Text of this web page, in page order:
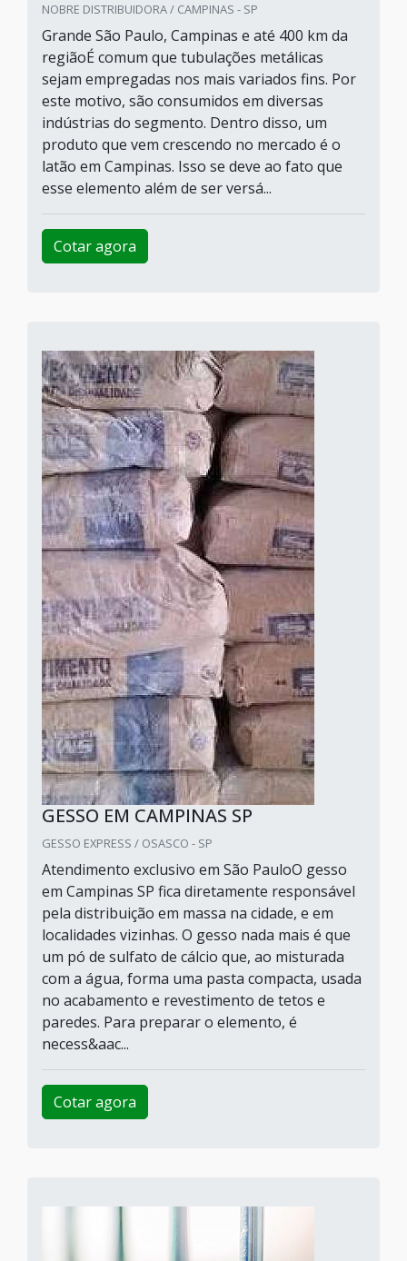
NOBRE DISTRIBUIDORA / CAMPINAS - SP
Grande São Paulo, Campinas e até 400 km da
regiãoÉ comum que tubulações metálicas
sejam empregadas nos mais variados fins. Por
este motivo, são consumidos em diversas
indústrias do segmento. Dentro disso, um
produto que vem crescendo no mercado é o
latão em Campinas. Isso se deve ao fato que
esse elemento além de ser versá...
Cotar agora
GESSO EM CAMPINAS SP
GESSO EXPRESS / OSASCO - SP
Atendimento exclusivo em São PauloO gesso
em Campinas SP fica diretamente responsável
pela distribuição em massa na cidade, e em
localidades vizinhas. O gesso nada mais é que
um pó de sulfato de cálcio que, ao misturada
com a água, forma uma pasta compacta, usada
no acabamento e revestimento de tetos e
paredes. Para preparar o elemento, é
necess&aac...
Cotar agora